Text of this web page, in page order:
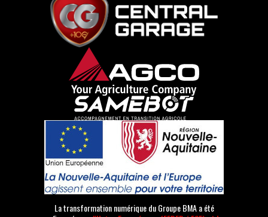
La transformation numérique du Groupe BMA a été